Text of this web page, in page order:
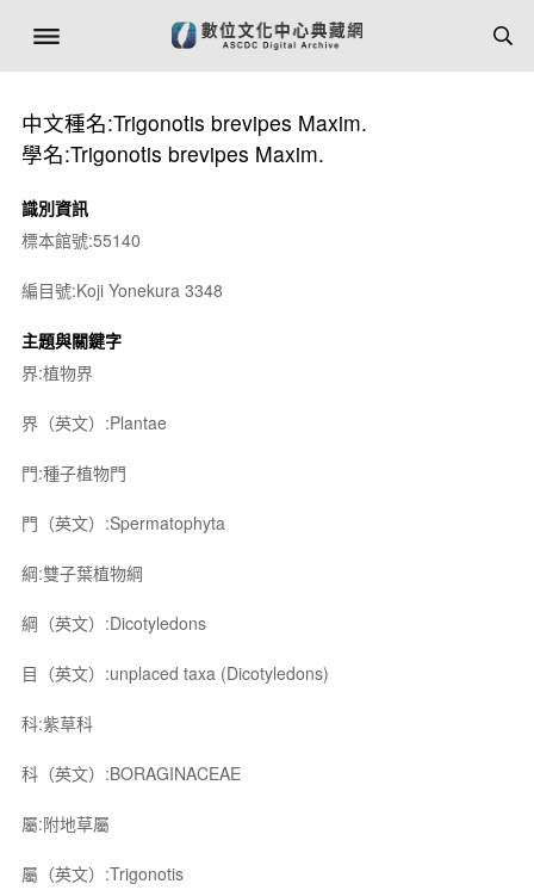
中文種名:Trigonotis brevipes Maxim.
學名:Trigonotis brevipes Maxim.
識別資訊
標本館號:55140
編目號:Koji Yonekura 3348
主題與關鍵字
界:植物界
界（英文）:Plantae
門:種子植物門
門（英文）:Spermatophyta
綱:雙子葉植物綱
綱（英文）:Dicotyledons
目（英文）:unplaced taxa (Dicotyledons)
科:紫草科
科（英文）:BORAGINACEAE
屬:附地草屬
屬（英文）:Trigonotis